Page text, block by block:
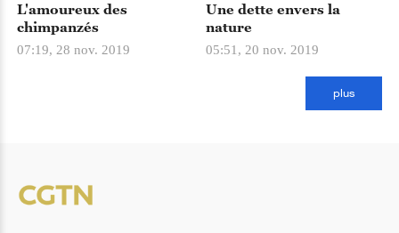
L'amoureux des
chimpanzés
07:19, 28 nov. 2019
Une dette envers la
nature
05:51, 20 nov. 2019
plus